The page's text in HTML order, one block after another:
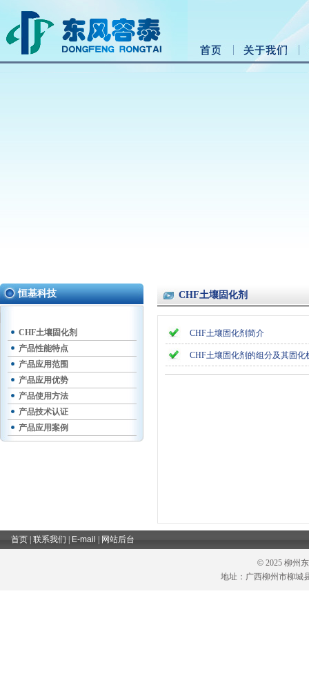
恒基科技
CHF土壤固化剂
产品性能特点
产品应用范围
产品应用优势
产品使用方法
产品技术认证
产品应用案例
CHF土壤固化剂
CHF土壤固化剂简介
CHF土壤固化剂的组分及其固化
首页| 联系我们 E-mail 网站后台
©2025 柳州
地址：广西柳州市柳城